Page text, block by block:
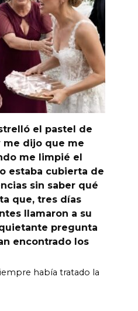
el pastel de
me dijo que me
me limpié el
estaba cubierta de
sin saber qué
que, tres días
llamaron a su
pregunta
encontrado los
había tratado la